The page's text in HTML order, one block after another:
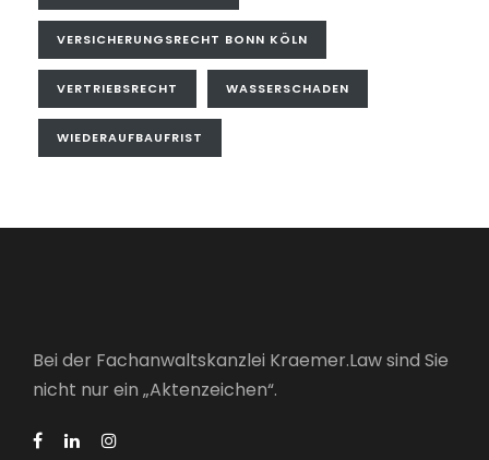
VERSICHERUNGSRECHT BONN KÖLN
VERTRIEBSRECHT WASSERSCHADEN
WIEDERAUFBAUFRIST
Bei der Fachanwaltskanzlei Kraemer.Law sind Sie
nicht nur ein „Aktenzeichen“.